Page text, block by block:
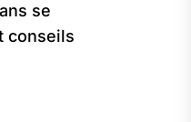
se
conseils